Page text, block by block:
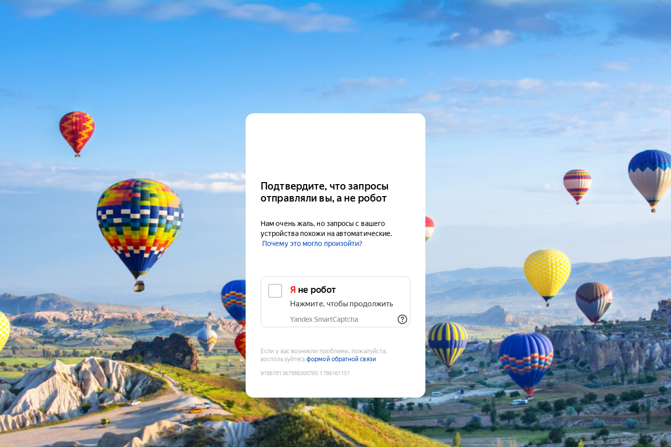
Подтвердите, что запросы
отправляли вы, а не робот
Нам очень жаль, но запросы с вашего
устройства похожи на автоматические.
Почему это могло произойти?
Я не робот
Нажмите, чтобы продолжить
Yandex SmartCaptcha
Если у вас возникли проблемы, пожалуйста,
воспользуйтесьформой обратной связи
9186781367988300765:1786161151